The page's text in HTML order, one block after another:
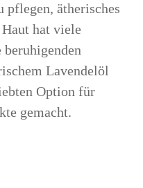
pflegen, ätherisches
hat viele
Lavendelöl
Option für
gemacht.